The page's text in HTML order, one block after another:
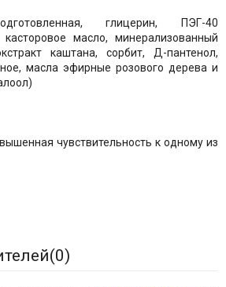
глицерин, ПЭГ-40
касторовое масло, минерализованный
каштана, сорбит, Д-пантенол,
масла эфирные розового дерева и
чувствительность к одному из
0)